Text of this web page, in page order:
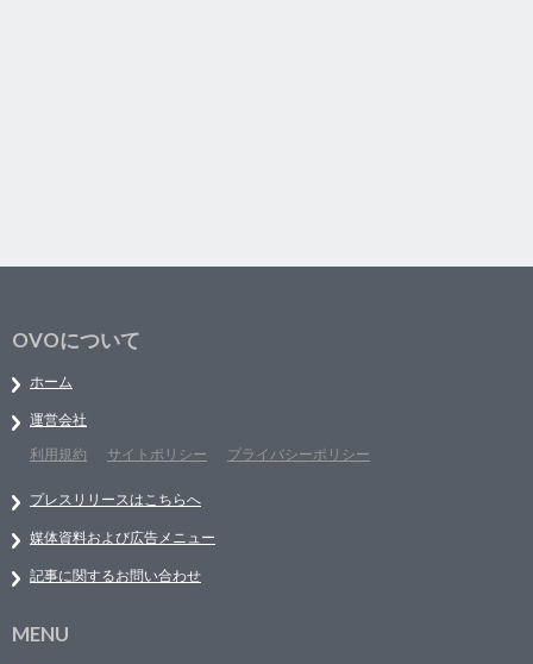
OVOについて
ホーム
運営会社
利用規約
サイトポリシー プライバシーポリシー
プレスリリースはこちらへ
媒体資料および広告メニュー
記事に関するお問い合わせ
MENU